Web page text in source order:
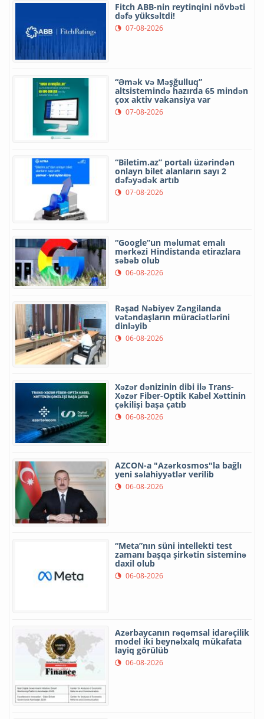
Fitch ABB-nin reytinqini növbəti
dəfə yüksəltdi!
07-08-2026
“Əmək və Məşğulluq”
altsistemində hazırda 65 mindən
çox aktiv vakansiya var
07-08-2026
“Biletim.az” portalı üzərindən
onlayn bilet alanların sayı 2
dəfəyədək artıb
07-08-2026
“Google”un məlumat emalı
mərkəzi Hindistanda etirazlara
səbəb olub
06-08-2026
Rəşad Nəbiyev Zəngilanda
vətəndaşların müraciətlərini
dinləyib
06-08-2026
Xəzər dənizinin dibi ilə Trans-
Xəzər Fiber-Optik Kabel Xəttinin
çəkilişi başa çatıb
06-08-2026
AZCON-a "Azərkosmos"la bağlı
yeni səlahiyyətlər verilib
06-08-2026
“Meta”nın süni intellekti test
zamanı başqa şirkətin sisteminə
daxil olub
06-08-2026
Azərbaycanın rəqəmsal idarəçilik
model iki beynəlxalq mükafata
layiq görülüb
06-08-2026